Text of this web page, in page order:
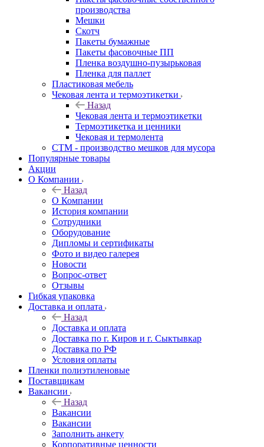
производства
Мешки
Скотч
Пакеты бумажные
Пакеты фасовочные ПП
Пленка воздушно-пузырьковая
Пленка для паллет
Пластиковая мебель
Чековая лента и термоэтикетки
Назад
Чековая лента и термоэтикетки
Термоэтикетка и ценники
Чековая и термолента
СТМ - производство мешков для мусора
Популярные товары
Акции
О Компании
Назад
О Компании
История компании
Сотрудники
Оборудование
Дипломы и сертификаты
Фото и видео галерея
Новости
Вопрос-ответ
Отзывы
Гибкая упаковка
Доставка и оплата
Назад
Доставка и оплата
Доставка по г. Киров и г. Сыктывкар
Доставка по РФ
Условия оплаты
Пленки полиэтиленовые
Поставщикам
Вакансии
Назад
Вакансии
Вакансии
Заполнить анкету
Корпоративные ценности